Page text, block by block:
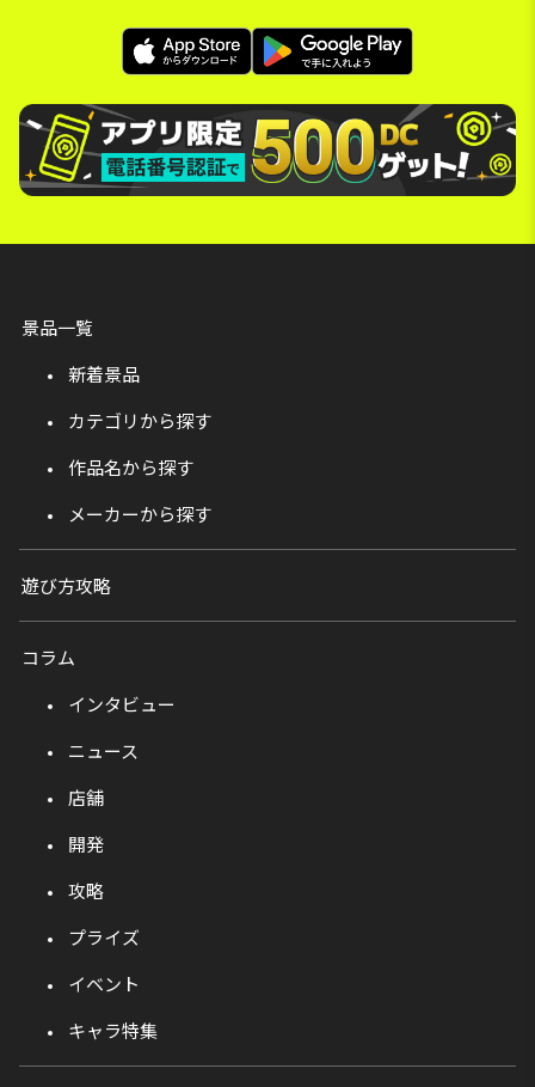
景品一覧
新着景品
カテゴリから探す
作品名から探す
メーカーから探す
遊び方攻略
コラム
インタビュー
ニュース
店舗
開発
攻略
プライズ
イベント
キャラ特集